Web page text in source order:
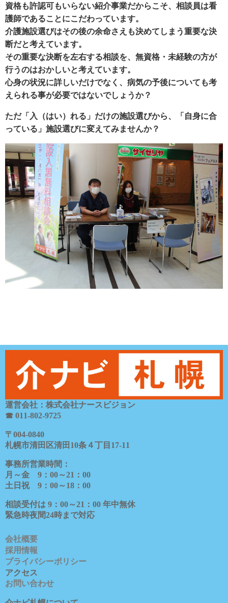
資格も許認可もいらない紹介事業だからこそ、相談員は看
護師であることにこだわっています。
介護施設選びはその後の余命さえも決めてしまう重要な決
断だと考えています。
その重要な決断を左右する相談を、無資格・未経験の方が
行うのはおかしいと考えています。
心身の状況に詳しいだけでなく、病気の予後についても考
えられる事が必要ではないでしょうか？
ただ「入（はい）れる」だけの施設選びから、「自身に合
っている」施設選びに変えてみませんか？
運営会社：株式会社ナースビジョン
☎ 011-802-9725
〒 004-0840
札幌市清田区清田 10条４丁目 17-11
事務所営業時間：
月～金 9 ： 00～21 ： 00
土日祝 9 ： 00～18 ： 00
相談受付は 9 ： 00～21 ： 00 年中無休
緊急時夜間24時まで対応
会社概要
採用情報
プライバシーポリシー
アクセス
お問い合わせ